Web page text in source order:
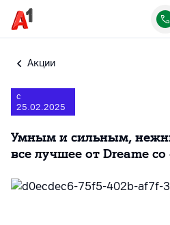
Акции
с
25.02.2025
Умным и сильным,
все лучшее от Dreame